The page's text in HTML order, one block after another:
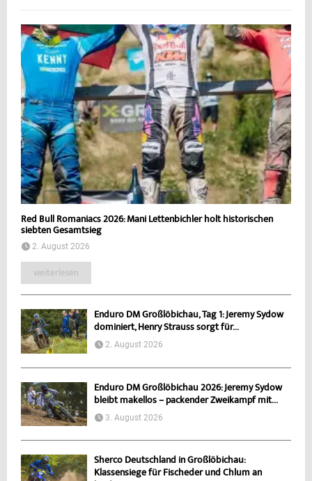
Red Bull Romaniacs 2026: Mani Lettenbichler holt historischen
siebten Gesamtsieg
2. August 2026
weiterlesen
Enduro DM Großlöbichau, Tag 1: Jeremy Sydow
dominiert, Henry Strauss sorgt für...
2. August 2026
Enduro DM Großlöbichau 2026: Jeremy Sydow
bleibt makellos – packender Zweikampf mit...
3. August 2026
Sherco Deutschland in Großlöbichau:
Klassensiege für Fischeder und Chlum an